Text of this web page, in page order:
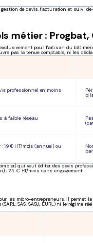
de devis, facturation et suivi
métier :
pour l'artisan du
pas la tenue comptable, ni les
professionnel en moins
à faible réseau
€ HT/mois (annuel) ou
qui veut éditer des devis
; 25 € HT/mois sans engagement.
les micro-entrepreneurs. Il permet
SAS, SASU, EURL) ni le